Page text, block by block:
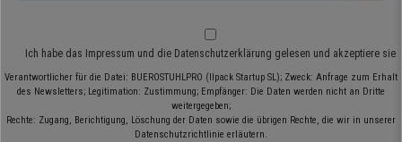
Ich habe das Impressum und die Datenschutzerklärung gelesen und akzeptiere sie
Verantwortlicher für die Datei: BUEROSTUHLPRO (Ilpack Startup SL); Zweck: Anfrage zum Erhalt
des Newsletters; Legitimation: Zustimmung; Empfänger: Die Daten werden nicht an Dritte
weitergegeben;
Rechte: Zugang, Berichtigung, Löschung der Daten sowie die übrigen Rechte, die wir in unserer
Datenschutzrichtlinie erläutern.